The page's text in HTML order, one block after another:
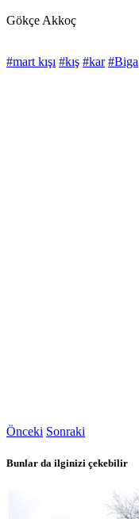
Gökçe Akkoç
#mart kışı #kış #kar #Biga
Önceki Sonraki
Bunlar da ilginizi çekebilir